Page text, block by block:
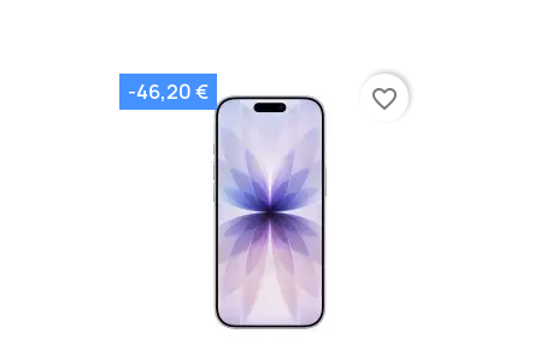
-46,20 € favorite_border